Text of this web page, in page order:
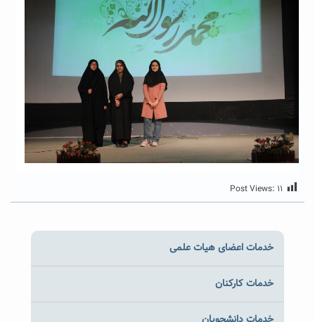
Post Views: ۱۱
خدمات اعضای هیات علمی
خدمات کارکنان